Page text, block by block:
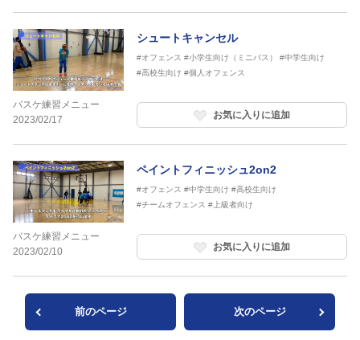
バスケ練習メニュー
2023/02/17
シュートキャンセル
#オフェンス #小学生向け（ミニバス）
#中学生向け
#高校生向け #個人オフェンス
お気に入りに追加
バスケ練習メニュー
2023/02/10
ペイントフィニッシュ2on2
#オフェンス #中学生向け #高校生向け
#チームオフェンス #上級者向け
お気に入りに追加
前のページ 次のページ